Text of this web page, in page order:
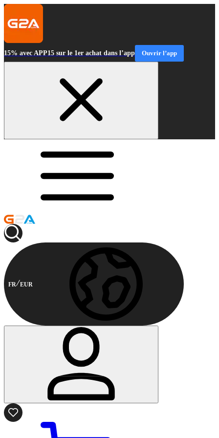
15% avec APP15 sur le 1er achat dans l’app Ouvrir l’app
FR EUR